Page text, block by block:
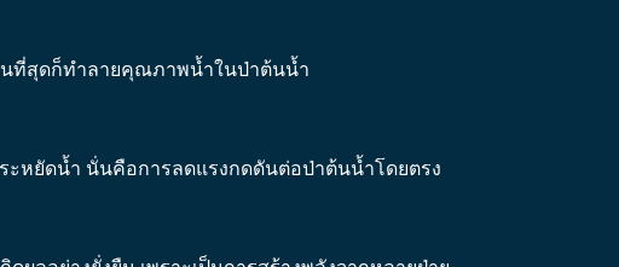
นที่สุดก็ทำลายคุณภาพน้ำในป่าต้นน้ำ
ะหยัดน้ำ นั่นคือการลดแรงกดดันต่อป่าต้นน้ำโดยตรง